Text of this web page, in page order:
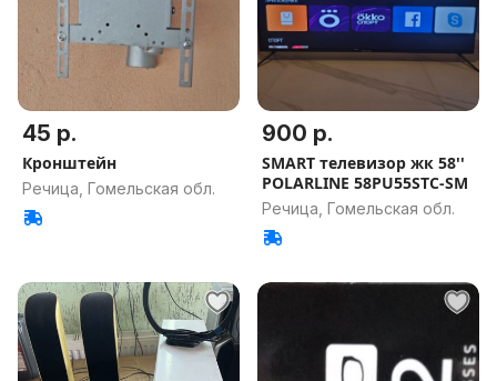
45 р.
Кронштейн
Речица, Гомельская обл.
900 р.
SMART телевизор жк 58''
POLARLINE 58PU55STC-SM
Речица, Гомельская обл.